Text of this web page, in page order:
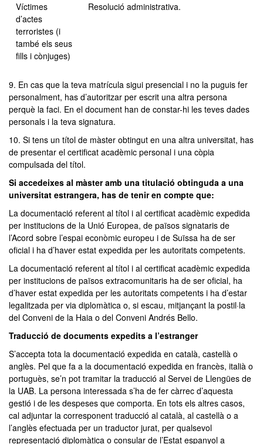
Víctimes
d’actes
terroristes (i
també els seus
fills i cònjuges)
Resolució administrativa.
9. En cas que la teva matrícula sigui presencial i no la puguis fer
personalment, has d’autoritzar per escrit una altra persona
perquè la faci. En el document han de constar-hi les teves dades
personals i la teva signatura.
10. Si tens un títol de màster obtingut en una altra universitat, has
de presentar el certificat acadèmic personal i una còpia
compulsada del títol.
Si accedeixes al màster amb una titulació obtinguda a una
universitat estrangera, has de tenir en compte que:
La documentació referent al títol i al certificat acadèmic expedida
per institucions de la Unió Europea, de països signataris de
l’Acord sobre l’espai econòmic europeu i de Suïssa ha de ser
oficial i ha d’haver estat expedida per les autoritats competents.
La documentació referent al títol i al certificat acadèmic expedida
per institucions de països extracomunitaris ha de ser oficial, ha
d’haver estat expedida per les autoritats competents i ha d’estar
legalitzada per via diplomàtica o, si escau, mitjançant la postil·la
del Conveni de la Haia o del Conveni Andrés Bello.
Traducció de documents expedits a l’estranger
S’accepta tota la documentació expedida en català, castellà o
anglès. Pel que fa a la documentació expedida en francès, italià o
portuguès, se’n pot tramitar la traducció al Servei de Llengües de
la UAB. La persona interessada s’ha de fer càrrec d’aquesta
gestió i de les despeses que comporta. En tots els altres casos,
cal adjuntar la corresponent traducció al català, al castellà o a
l’anglès efectuada per un traductor jurat, per qualsevol
representació diplomàtica o consular de l’Estat espanyol a